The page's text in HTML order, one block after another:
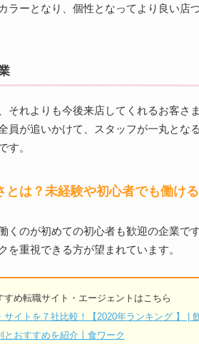
ラーとなり、個性となってより良い店
それよりも今後来店してくれるお客さ
員が追いかけて、スタッフが一丸とな
す。
は？未経験や初心者でも働ける
くのが初めての初心者も歓迎の企業で
を重視できる方が望まれています。
め転職サイト・エージェントはこちら
イトを７社比較！【2020年ランキング 】 |
おすすめを紹介丨食ワーク